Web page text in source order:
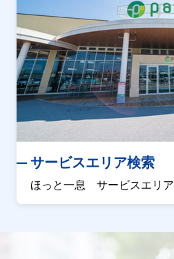
サービスエリア検索
ほっと一息 サービスエリア